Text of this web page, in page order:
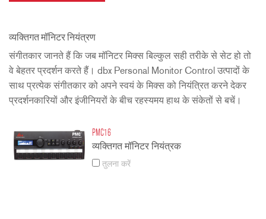
व्यक्तिगत मॉनिटर नियंत्रण
संगीतकार जानते हैं कि जब मॉनिटर मिक्स बिल्कुल सही तरीके से सेट हो तो
वे बेहतर प्रदर्शन करते हैं। dbx Personal Monitor Control उत्पादों के
साथ प्रत्येक संगीतकार को अपने स्वयं के मिक्स को नियंत्रित करने देकर
प्रदर्शनकारियों और इंजीनियरों के बीच रहस्यमय हाथ के संकेतों से बचें।
PMC16
व्यक्तिगत मॉनिटर नियंत्रक
तुलना करें